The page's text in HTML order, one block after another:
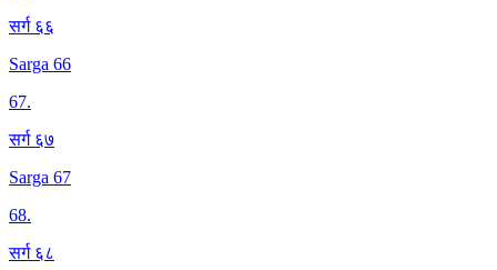
सर्ग ६६
Sarga 66
67.
सर्ग ६७
Sarga 67
68.
सर्ग ६८